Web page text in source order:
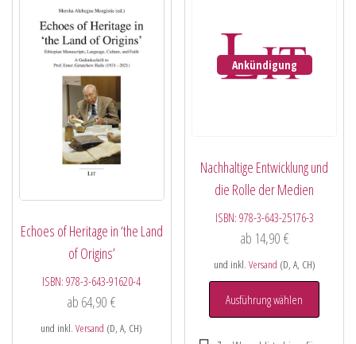
Echoes of Heritage in ‘the Land
of Origins’
ISBN:978-3-643-91620-4
ab 64,90€
und inkl.Versand (D, A, CH)
Ankündigung
Nachhaltige Entwicklung und
die Rolle der Medien
ISBN: 978-3-643-25176-3
ab 14,90 €
und inkl. Versand (D, A, CH)
Ausführung wählen